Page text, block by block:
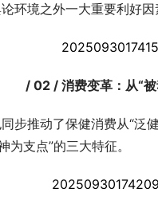
环境之外一大重要利好因
/ 02 / 消费变革：从“被
步推动了保健消费从“泛
支点”的三大特征。